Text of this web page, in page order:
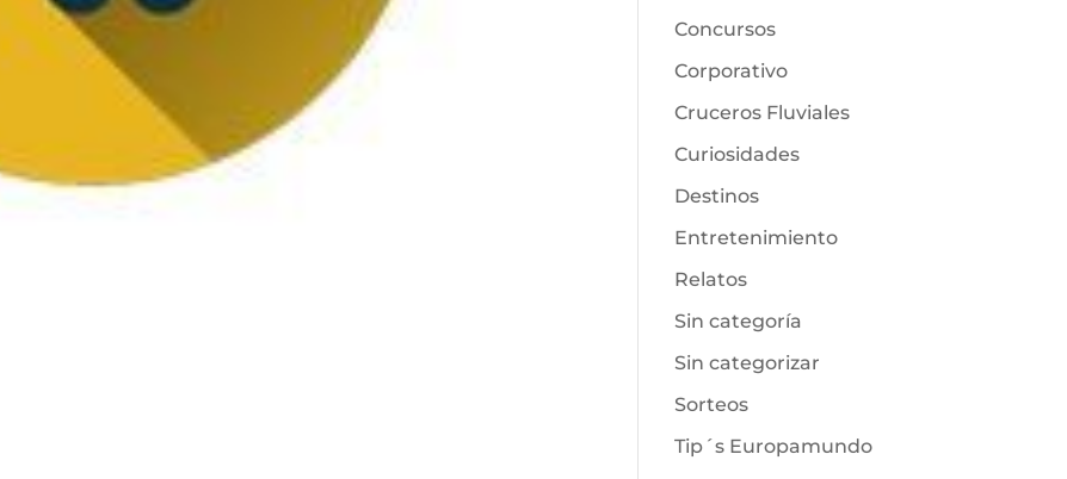
Concursos
Corporativo
Cruceros Fluviales
Curiosidades
Destinos
Entretenimiento
Relatos
Sin categoría
Sin categorizar
Sorteos
Tip´s Europamundo